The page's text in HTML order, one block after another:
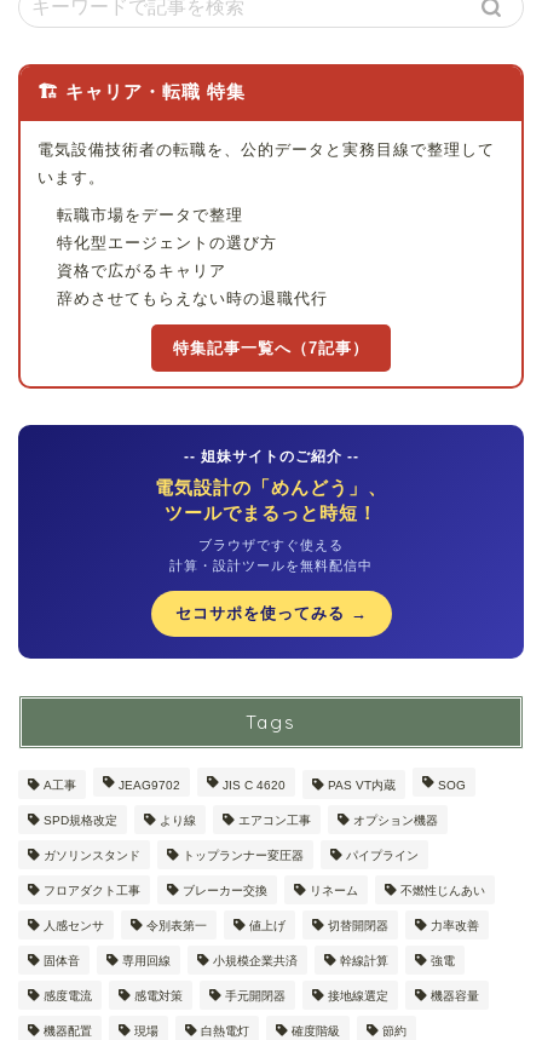
🏗 キャリア・転職 特集
電気設備技術者の転職を、公的データと実務目線で整理して
います。
転職市場をデータで整理
特化型エージェントの選び方
資格で広がるキャリア
辞めさせてもらえない時の退職代行
特集記事一覧へ（7記事）
-- 姐妹サイトのご紹介 --
電気設計の「めんどう」、
ツールでまるっと時短！
ブラウザですぐ使える
計算・設計ツールを無料配信中
セコサポを使ってみる →
Tags
A工事 JEAG9702 JIS C 4620 PAS VT内蔵 SOG
SPD規格改定 より線 エアコン工事 オプション機器
ガソリンスタンド トップランナー変圧器 パイプライン
フロアダクト工事 ブレーカー交換 リネーム 不燃性じんあい
人感センサ 令別表第一 値上げ 切替開閉器 力率改善
固体音 専用回線 小規模企業共済 幹線計算 強電
感度電流 感電対策 手元開閉器 接地線選定 機器容量
機器配置 現場 白熱電灯 確度階級 節約